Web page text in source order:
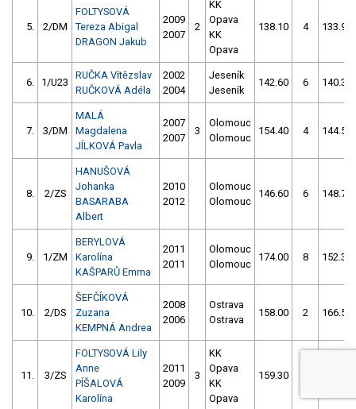
5. 2/DM
FOLTYSOVÁ
Tereza Abigal
DRAGON Jakub
2009
2007
2
KK
Opava
KK
Opava
138.10 4 133.90
6. 1/U23
RUČKA Vítězslav
RUČKOVÁ Adéla
2002
2004
Jeseník
Jeseník
142.60 6 140.30
7. 3/DM
MALÁ
Magdalena
JÍLKOVÁ Pavla
2007
2007
3
Olomouc
Olomouc
154.40 4 144.50
8. 2/ZS
HANUŠOVÁ
Johanka
BASARABA
Albert
2010
2012
Olomouc
Olomouc
146.60 6 148.70
9. 1/ZM
BERYLOVÁ
Karolína
KAŠPARŮ Emma
2011
2011
Olomouc
Olomouc
174.00 8 152.30
10. 2/DS
ŠEFČÍKOVÁ
Zuzana
KEMPNÁ Andrea
2008
2006
Ostrava
Ostrava
158.00 2 166.50
11. 3/ZS
FOLTYSOVÁ Lily
Anne
PÍŠALOVÁ
Karolína
2011
2009
3
KK
Opava
KK
Opava
159.30